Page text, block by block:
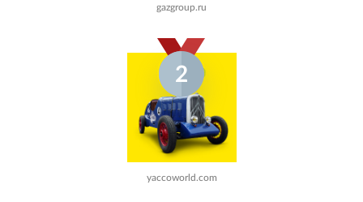
gazgroup.ru
2
yaccoworld.com